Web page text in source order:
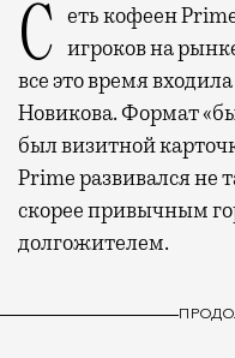
Сеть кофеен Prime — один из самых старых игроков на
все это время
Новикова. Формат
был визитной
Prime развивался не
скорее привычным
долгожителем.